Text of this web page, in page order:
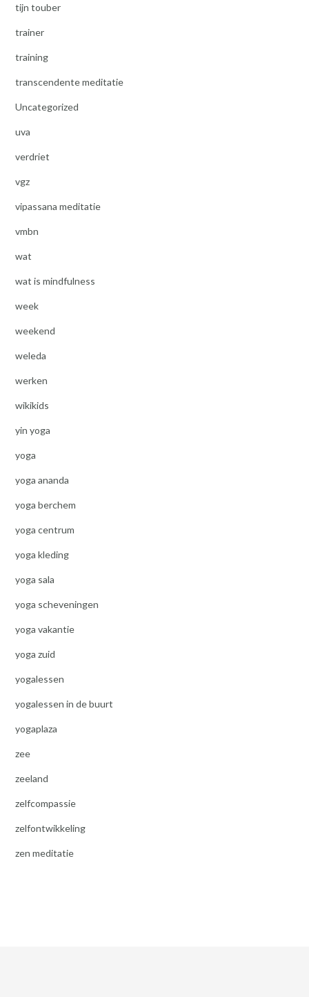
tijn touber
trainer
training
transcendente meditatie
Uncategorized
uva
verdriet
vgz
vipassana meditatie
vmbn
wat
wat is mindfulness
week
weekend
weleda
werken
wikikids
yin yoga
yoga
yoga ananda
yoga berchem
yoga centrum
yoga kleding
yoga sala
yoga scheveningen
yoga vakantie
yoga zuid
yogalessen
yogalessen in de buurt
yogaplaza
zee
zeeland
zelfcompassie
zelfontwikkeling
zen meditatie